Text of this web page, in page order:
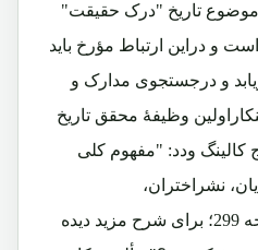
موضوع تاریخ "درک حقیقت"
دراین ارتباط مؤرخ باید
و درجستجوی مدارک و
وظیفۀ محقق تاریخ
ودد: "مفهوم کلی
نشراختران،
تهران،1385شـ 2006م، صفحه 299؛ برای شرح مزید دیده